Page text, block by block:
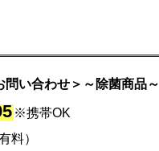
問い合わせ＞～除菌商品～
※携帯OK
料）